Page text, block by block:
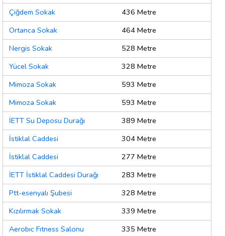
Çiğdem Sokak
436 Metre
Ortanca Sokak
464 Metre
Nergis Sokak
528 Metre
Yücel Sokak
328 Metre
Mimoza Sokak
593 Metre
Mimoza Sokak
593 Metre
İETT Su Deposu Durağı
389 Metre
İstiklal Caddesi
304 Metre
İstiklal Caddesi
277 Metre
İETT İstiklal Caddesi Durağı
283 Metre
Ptt-esenyalı Şubesi
328 Metre
Kızılırmak Sokak
339 Metre
Aerobıc Fıtness Salonu
335 Metre